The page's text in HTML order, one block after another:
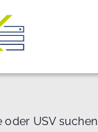
oder USV suchen